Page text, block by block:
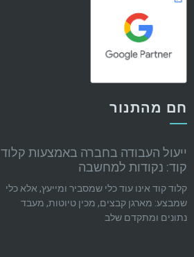
חם מהתנור
ייעול העבודה בחברה באמצעות קלוד
קוד: נקודות למחשבה
קלוד קוד אינו עוד כלי שמסביר ומייעץ, אלא כלי
שמבצע: מארגן קבצים, מכין טיוטות, מעבד
נתונים ומתקדם שלב